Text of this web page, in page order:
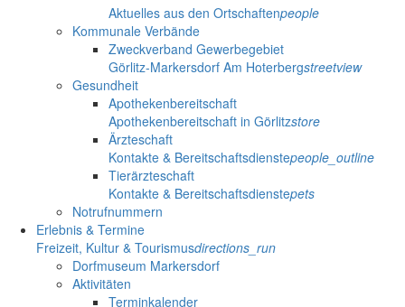
Aktuelles aus den Ortschaftenpeople
Kommunale Verbände
Zweckverband Gewerbegebiet
Görlitz-Markersdorf Am Hoterbergstreetview
Gesundheit
Apothekenbereitschaft
Apothekenbereitschaft in Görlitzstore
Ärzteschaft
Kontakte & Bereitschaftsdienstepeople_outline
Tierärzteschaft
Kontakte & Bereitschaftsdienstepets
Notrufnummern
Erlebnis & Termine
Freizeit, Kultur & Tourismusdirections_run
Dorfmuseum Markersdorf
Aktivitäten
Terminkalender